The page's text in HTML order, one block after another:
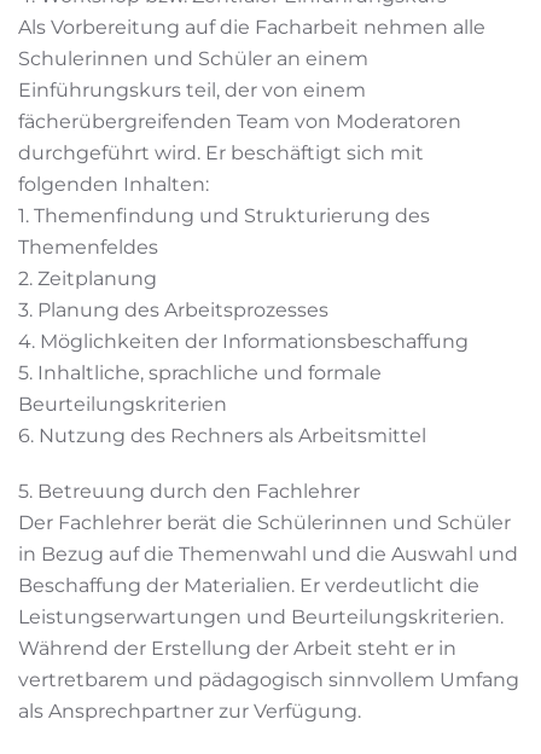
Als Vorbereitung auf die Facharbeit nehmen alle
Schulerinnen und Schüler an einem
Einführungskurs teil, der von einem
fächerübergreifenden Team von Moderatoren
durchgeführt wird. Er beschäftigt sich mit
folgenden Inhalten:
1. Themenfindung und Strukturierung des
Themenfeldes
2. Zeitplanung
3. Planung des Arbeitsprozesses
4. Möglichkeiten der Informationsbeschaffung
5. Inhaltliche, sprachliche und formale
Beurteilungskriterien
6. Nutzung des Rechners als Arbeitsmittel
5. Betreuung durch den Fachlehrer
Der Fachlehrer berät die Schülerinnen und Schüler
in Bezug auf die Themenwahl und die Auswahl und
Beschaffung der Materialien. Er verdeutlicht die
Leistungserwartungen und Beurteilungskriterien.
Während der Erstellung der Arbeit steht er in
vertretbarem und pädagogisch sinnvollem Umfang
als Ansprechpartner zur Verfügung.